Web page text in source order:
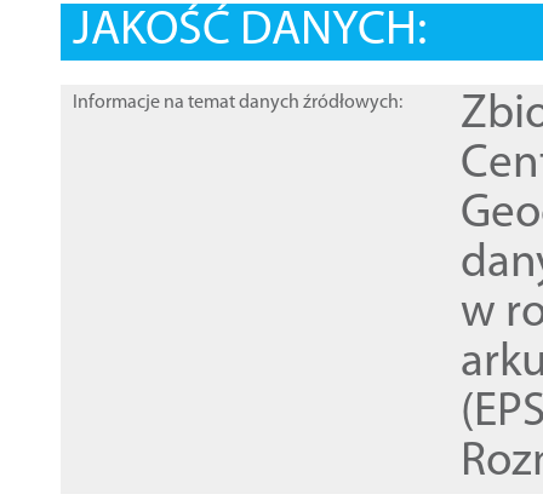
JAKOŚĆ DANYCH:
Informacje na temat danych źródłowych:
w